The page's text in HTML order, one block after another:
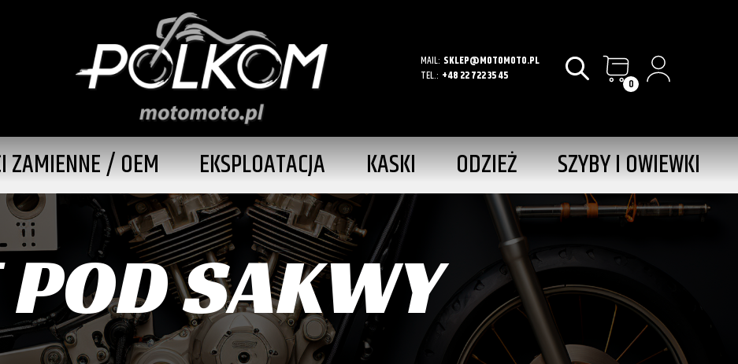
MAIL: SKLEP@MOTOMOTO.PL
TEL.: +48 22 722 35 45 0
ZAMIENNE / OEM EKSPLOATACJA KASKI ODZIEŻ SZYBY I OWIEWKI
POD SAKWY